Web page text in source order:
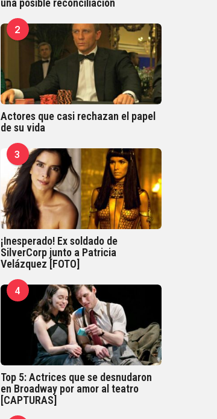
una posible reconciliación
2
Actores que casi rechazan el papel
de su vida
3
¡Inesperado! Ex soldado de
SilverCorp junto a Patricia
Velázquez [FOTO]
4
Top 5: Actrices que se desnudaron
en Broadway por amor al teatro
[CAPTURAS]